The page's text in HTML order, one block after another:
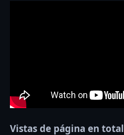
Vistas de página en total